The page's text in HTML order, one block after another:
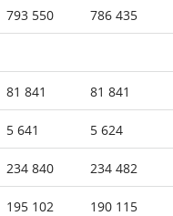
793 550 786 435
81 841 81 841
5 641 5 624
234 840 234 482
195 102 190 115